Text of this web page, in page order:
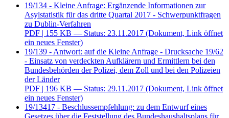
19/134 - Kleine Anfrage: Ergänzende Informationen zur
Asylstatistik für das dritte Quartal 2017 - Schwerpunktfragen
zu Dublin-Verfahren
PDF | 155 KB — Status: 23.11.2017 (Dokument, Link öffnet
ein neues Fenster)
19/139 - Antwort: auf die Kleine Anfrage - Drucksache 19/62
- Einsatz von verdeckten Aufklärern und Ermittlern bei den
Bundesbehörden der Polizei, dem Zoll und bei den Polizeien
der Länder
PDF | 196 KB — Status: 29.11.2017 (Dokument, Link öffnet
ein neues Fenster)
19/13417 - Beschlussempfehlung: zu dem Entwurf eines
Gesetzes über die Feststellung des Bundeshaushaltsplans für